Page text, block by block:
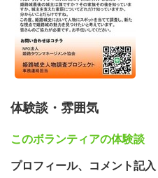
体験談・雰囲気
このボランティアの体験談
プロフィール、コメント記